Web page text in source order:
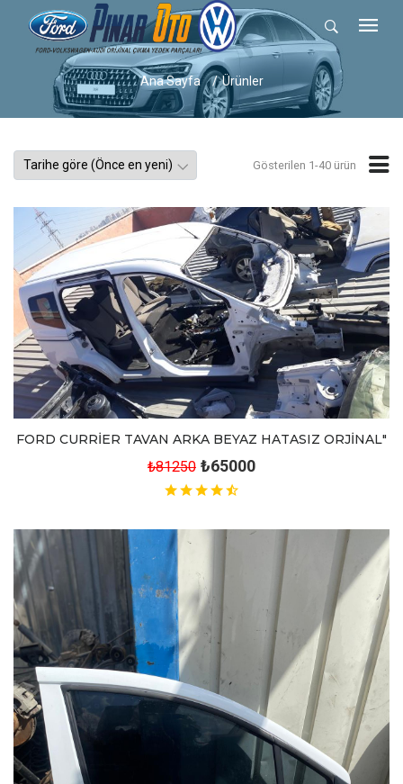
Ana Sayfa Ürünler
Gösterilen 1-40 ürün
FORD CURRİER TAVAN ARKA BEYAZ HATASIZ ORJİNAL"
₺81250 ₺65000